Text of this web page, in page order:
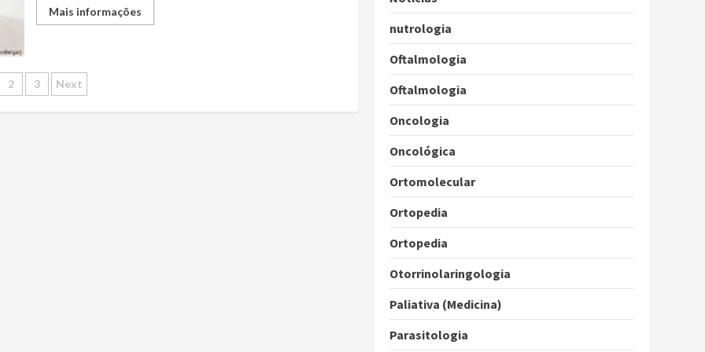
Mais informações
2 3 Next
nutrologia
Oftalmologia
Oftalmologia
Oncologia
Oncológica
Ortomolecular
Ortopedia
Ortopedia
Otorrinolaringologia
Paliativa (Medicina)
Parasitologia